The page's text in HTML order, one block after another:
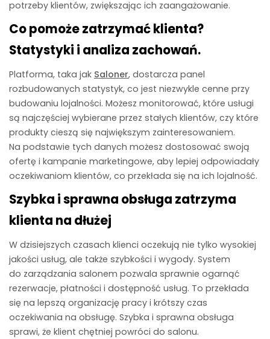
potrzeby klientów, zwiększając ich zaangażowanie.
Co pomoże zatrzymać klienta?
Statystyki i analiza zachowań.
Platforma, taka jak Saloner, dostarcza panel
rozbudowanych statystyk, co jest niezwykle cenne przy
budowaniu lojalności. Możesz monitorować, które usługi
są najczęściej wybierane przez stałych klientów, czy które
produkty cieszą się największym zainteresowaniem.
Na podstawie tych danych możesz dostosować swoją
ofertę i kampanie marketingowe, aby lepiej odpowiadały
oczekiwaniom klientów, co przekłada się na ich lojalność.
Szybka i sprawna obsługa zatrzyma
klienta na dłużej
W dzisiejszych czasach klienci oczekują nie tylko wysokiej
jakości usług, ale także szybkości i wygody. System
do zarządzania salonem pozwala sprawnie ogarnąć
rezerwacje, płatności i dostępność usług. To przekłada
się na lepszą organizację pracy i krótszy czas
oczekiwania na obsługę. Szybka i sprawna obsługa
sprawi, że klient chętniej powróci do salonu.